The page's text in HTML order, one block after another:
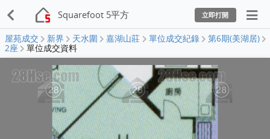
Squarefoot 5平方 立即打開
屋苑成交 新界 天水圍 嘉湖山莊 單位成交紀錄
第6期(美湖居)
2座
單位成交資料